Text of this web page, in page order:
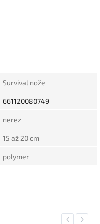
Survival nože
661120080749
nerez
15 až 20 cm
polymer
Previous
Next